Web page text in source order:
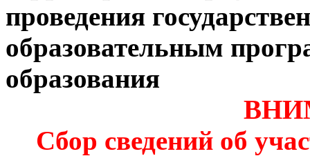
проведения
образовательным
образования
Сбор сведений об